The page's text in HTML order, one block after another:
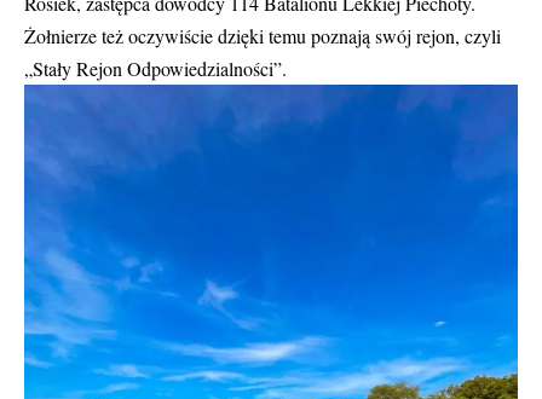
Żołnierze też oczywiście dzięki temu poznają swój rejon, czyli
„Stały Rejon Odpowiedzialności”.